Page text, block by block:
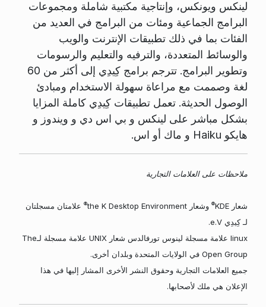
لينكس ويونكس، وإنتاجية مكتبية شاملة ومجموعات
البرامج الجماعية ومئات من البرامج في العديد من
الفئات بما في ذلك تطبيقات الإنترنت والويب
والوسائط المتعددة، والترفيه والتعليم والرسومات
وتطوير البرامج. تترجم برامج كِيدِي إلى أكثر من 60
لغة وصممت مع مراعاة سهولة الاستخدام ومبادئ
الوصول الحديثة. تعمل تطبيقات كِيدِي كاملة المزايا
بشكل مباشر على لينكس و بي اس دي و ويندوز و
هايكو Haiku و ماك أو اس.
ملاحظات على العلامات التجارية
شعار KDE ® وشعار the K Desktop Environment ® علامتان مسجلتان
لـ كِيدِي e.V.
linux علامة مسجلة لينوس تورفالدس شعار UNIX علامة مسجلة لـThe
Open Group في الولايات المتحدة وبلدان أخرى.
جميع العلامات التجارية وحقوق النشر الأخرى المشار إليها في هذا
الإعلان هي ملك لأصحابها.